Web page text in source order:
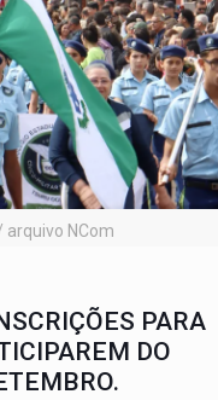
arquivo NCom
PARA
DO